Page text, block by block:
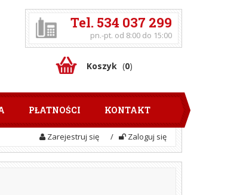
Tel. 534 037 299
pn.-pt. od 8:00 do 15:00
Koszyk (0)
PŁATNOŚCI KONTAKT
Zarejestruj się / Zaloguj się